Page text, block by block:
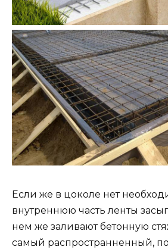
Если же в цоколе нет
внутреннюю часть ленты
нем же заливают бетонную
самый распространненный,